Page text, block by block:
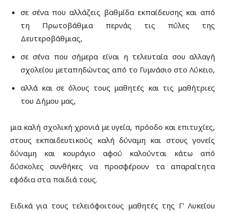
σε σένα που αλλάζεις βαθμίδα εκπαίδευσης και από
τη Πρωτοβάθμια περνάς τις πύλες της
Δευτεροβάθμιας,
σε σένα που σήμερα είναι η τελευταία σου αλλαγή
σχολείου μεταπηδώντας από το Γυμνάσιο στο Λύκειο,
αλλά και σε όλους τους μαθητές και τις μαθήτριες
του Δήμου μας,
μια καλή σχολική χρονιά με υγεία, πρόοδο και επιτυχίες,
στους εκπαιδευτικούς καλή δύναμη και στους γονείς
δύναμη και κουράγιο αφού καλούνται κάτω από
δύσκολες συνθήκες να προσφέρουν τα απαραίτητα
εφόδια στα παιδιά τους.
Ειδικά για τους τελειόφοιτους μαθητές της Γ’ Λυκείου